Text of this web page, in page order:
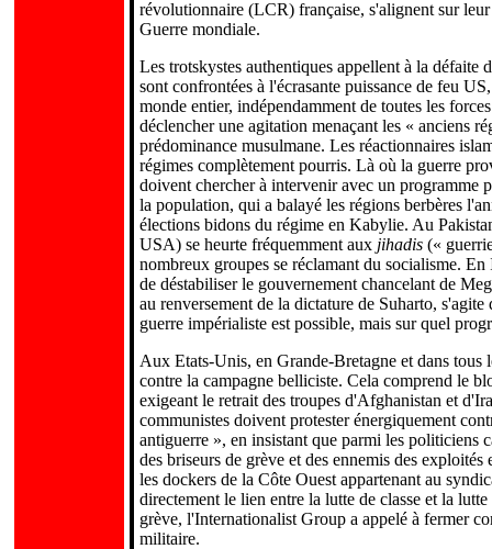
révolutionnaire (LCR) française, s'alignent sur
Guerre mondiale.
Les trotskystes authentiques appellent à la défaite
sont confrontées à l'écrasante puissance de feu
monde entier, indépendamment de toutes les
déclencher une agitation menaçant les « anciens
prédominance musulmane. Les réactionnaires
régimes complètement pourris. Là où la guerre
doivent chercher à intervenir avec un programme
la population, qui a balayé les régions berbères
élections bidons du régime en Kabylie. Au
USA) se heurte fréquemment aux jihadis («
nombreux groupes se réclamant du socialisme.
de déstabiliser le gouvernement chancelant de
au renversement de la dictature de Suharto,
guerre impérialiste est possible, mais sur quel
Aux Etats-Unis, en Grande-Bretagne et dans tous
contre la campagne belliciste. Cela comprend le
exigeant le retrait des troupes d'Afghanistan et
communistes doivent protester énergiquement
antiguerre », en insistant que parmi les politiciens
des briseurs de grève et des ennemis des
les dockers de la Côte Ouest appartenant au
directement le lien entre la lutte de classe et la
grève, l'Internationalist Group a appelé à fermer
militaire.